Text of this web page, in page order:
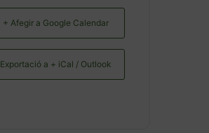
+ Afegir a Google Calendar
Exportació a + iCal / Outlook